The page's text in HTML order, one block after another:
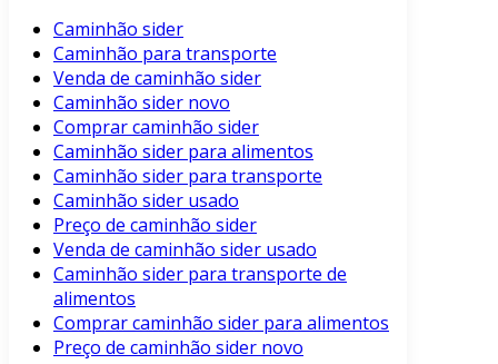
Caminhão sider
Caminhão para transporte
Venda de caminhão sider
Caminhão sider novo
Comprar caminhão sider
Caminhão sider para alimentos
Caminhão sider para transporte
Caminhão sider usado
Preço de caminhão sider
Venda de caminhão sider usado
Caminhão sider para transporte de
alimentos
Comprar caminhão sider para alimentos
Preço de caminhão sider novo